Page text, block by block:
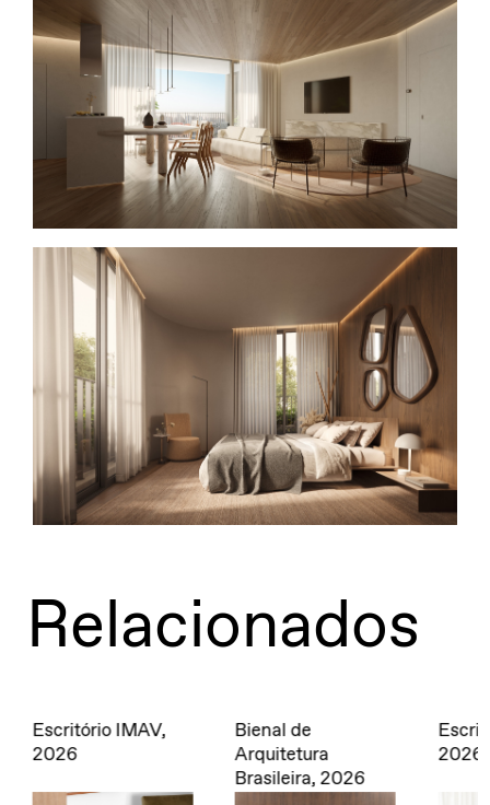
Relacionados
Bienal de
Arquitetura
Escritório Weefor,
2026
Apto
2026